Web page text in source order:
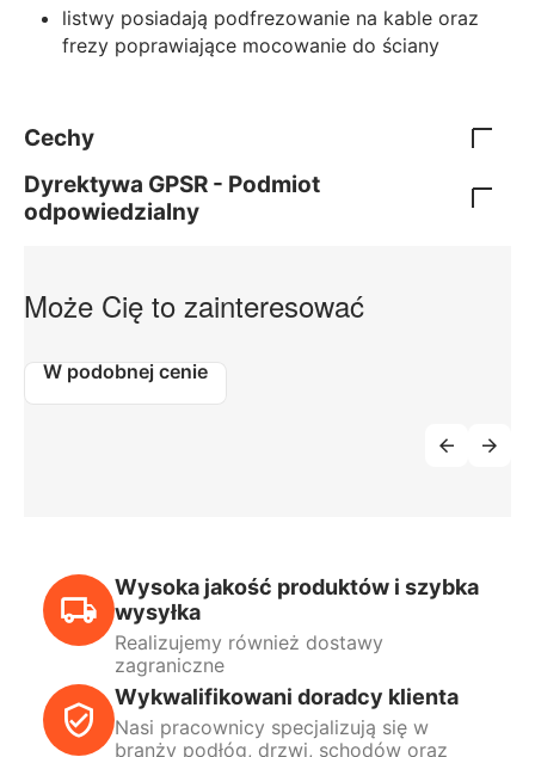
listwy posiadają podfrezowanie na kable oraz
frezy poprawiające mocowanie do ściany
Cechy
Dyrektywa GPSR - Podmiot
odpowiedzialny
Może Cię to zainteresować
W podobnej cenie
Wysoka jakość produktów i szybka
wysyłka
Realizujemy również dostawy
zagraniczne
Wykwalifikowani doradcy klienta
Nasi pracownicy specjalizują się w
branży podłóg, drzwi, schodów oraz